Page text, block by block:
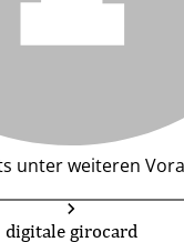
unter weiteren
digitale girocard